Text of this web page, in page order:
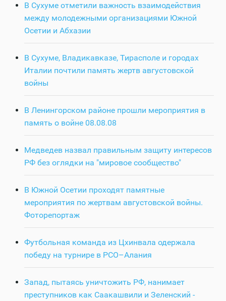
В Сухуме отметили важность взаимодействия
между молодежными организациями Южной
Осетии и Абхазии
В Сухуме, Владикавказе, Тирасполе и городах
Италии почтили память жертв августовской
войны
В Ленингорском районе прошли мероприятия в
память о войне 08.08.08
Медведев назвал правильным защиту интересов
РФ без оглядки на "мировое сообщество"
В Южной Осетии проходят памятные
мероприятия по жертвам августовской войны.
Фоторепортаж
Футбольная команда из Цхинвала одержала
победу на турнире в РСО–Алания
Запад, пытаясь уничтожить РФ, нанимает
преступников как Саакашвили и Зеленский -